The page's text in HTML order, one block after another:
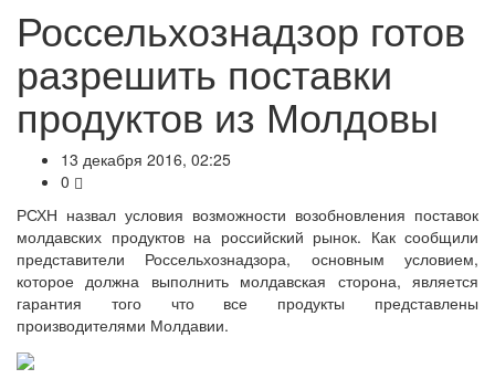
Россельхознадзор готов
разрешить поставки
продуктов из Молдовы
13 декабря 2016, 02:25
0
РСХН назвал условия возможности возобновления поставок
молдавских продуктов на российский рынок. Как сообщили
представители Россельхознадзора, основным условием,
которое должна выполнить молдавская сторона, является
гарантия того что все продукты представлены
производителями Молдавии.